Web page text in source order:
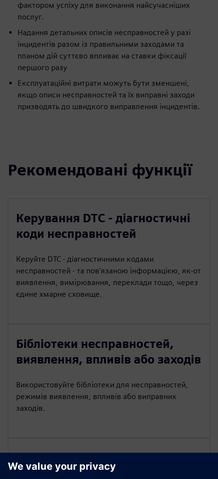
фактором успіху для виконання найсучасніших
послуг.
Надання детальних описів несправностей у разі
інцидентів разом із правильними заходами та
планом дій суттєво впливає на ставки фіксації
першого разу
Експлуатаційні витрати можуть бути зменшені,
якщо описи несправностей та їх виправні заходи
призводять до швидкого виправлення інцидентів.
Рекомендовані функції
Керування DTC - діагностичні
коди несправностей
Керуйте DTC - діагностичними кодами
несправностей - та пов'язаною інформацією, як-от
виявлення, вимірювання, переклади тощо, через
єдине хмарне сховище.
Бібліотеки несправностей,
виявлення, впливів або заходів
Використовуйте бібліотеки для несправностей,
режимів виявлення, впливів або виправних
заходів.
даних DTC